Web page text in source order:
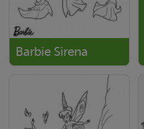
Barbie Sirena